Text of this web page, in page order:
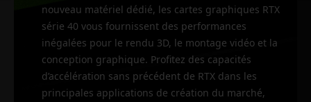
nouveau matériel dédié, les cartes graphiques RTX
série 40 vous fournissent des performances
inégalées pour le rendu 3D, le montage vidéo et la
conception graphique. Profitez des capacités
d’accélération sans précédent de RTX dans les
principales applications de création du marché,